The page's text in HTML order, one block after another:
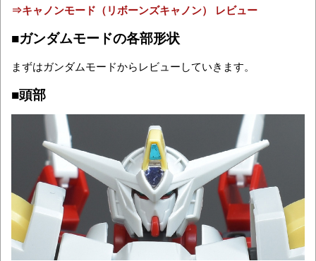
⇒キャノンモード（リボーンズキャノン） レビュー
■ガンダムモードの各部形状
まずはガンダムモードからレビューしていきます。
■頭部